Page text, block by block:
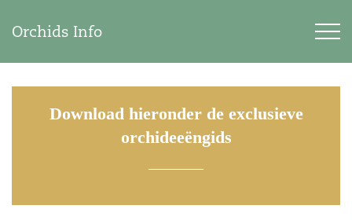
Orchids Info
Download hieronder de exclusieve
orchideeëngids